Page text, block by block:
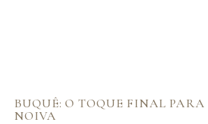
BUQUÊ: O TOQUE FINAL
NOIVA